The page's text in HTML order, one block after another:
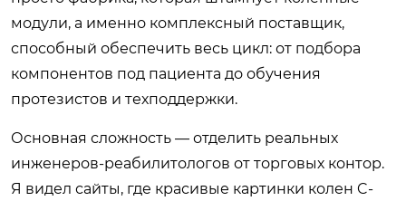
модули, а именно комплексный поставщик,
способный обеспечить весь цикл: от подбора
компонентов под пациента до обучения
протезистов и техподдержки.
Основная сложность — отделить реальных
инженеров-реабилитологов от торговых контор.
Я видел сайты, где красивые картинки колен C-